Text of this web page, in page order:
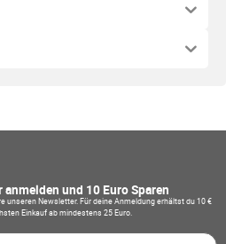
und 10 Euro Sparen
unseren Newsletter. Für deine Anmeldung erhältst du 10 €
Einkauf ab mindestens 25 Euro.